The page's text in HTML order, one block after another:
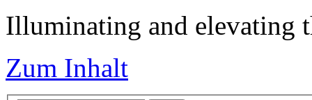
Illuminating and elevating
Zum Inhalt